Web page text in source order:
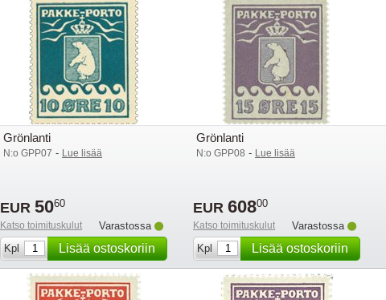
Grönlanti
N:o GPP07 - Lue lisää
EUR 5060
Katso toimituskulut
Varastossa
Kpl
Lisää ostoskoriin
Grönlanti
N:o GPP08 - Lue lisää
EUR 60800
Katso toimituskulut
Varastossa
Kpl
Lisää ostoskoriin